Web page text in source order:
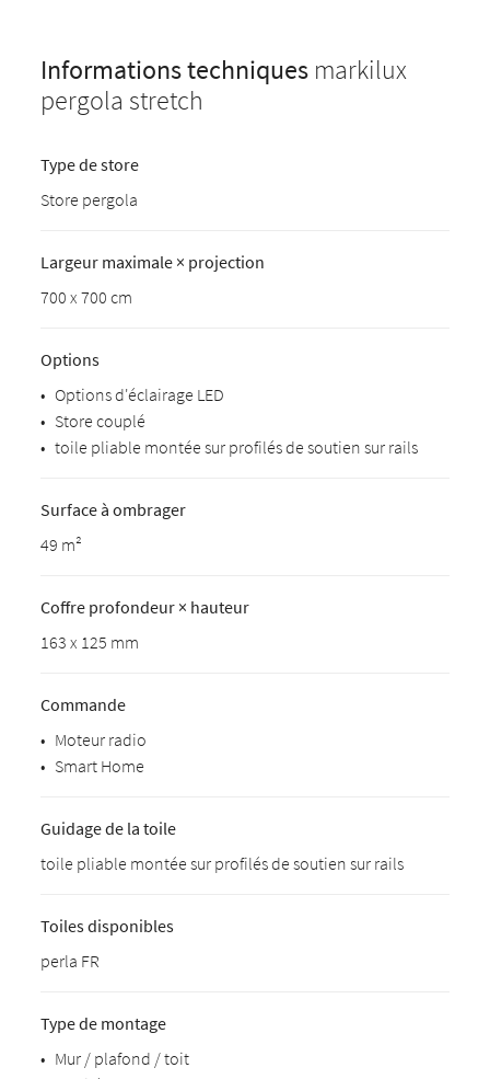
Informations techniques markilux
pergola stretch
Type de store
Store pergola
Largeur maximale × projection
700 x 700 cm
Options
• Options d'éclairage LED
• Store couplé
• toile pliable montée sur profilés de soutien sur rails
Surface à ombrager
49 m²
Coffre profondeur × hauteur
163 x 125 mm
Commande
• Moteur radio
• Smart Home
Guidage de la toile
toile pliable montée sur profilés de soutien sur rails
Toiles disponibles
perla FR
Type de montage
• Mur / plafond / toit